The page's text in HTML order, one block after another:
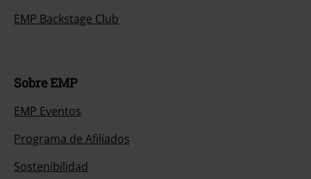
EMP Backstage Club
Sobre EMP
EMP Eventos
Programa de Afiliados
Sostenibilidad